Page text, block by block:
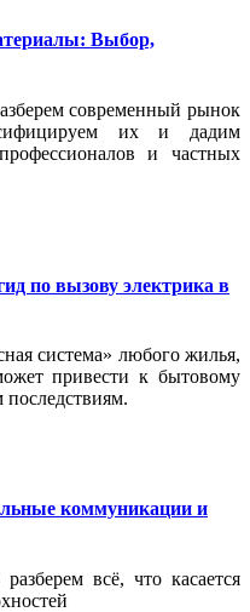
Выбор,
современный рынок
их и дадим
и частных
по вызову электрика в
система» любого жилья,
привести к бытовому
последствиям.
коммуникации и
всё, что касается